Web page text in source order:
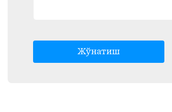
Жўнатиш